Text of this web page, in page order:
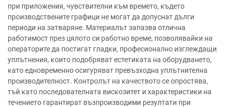
при приложения, чувствителни към времето, където
производствените графици не могат да допуснат дълги
периоди на затваряне. Материалът запазва отлична
работимост през цялото си работно време, позволявайки на
операторите да постигат гладки, професионално изглеждащи
уплътнения, които подобряват естетиката на оборудването,
като едновременно осигуряват превъзходна уплътнителна
производителност. Контролът на качеството се опростява,
тъй като последователната вискозитет и характеристики на
течението гарантират възпроизводими резултати при